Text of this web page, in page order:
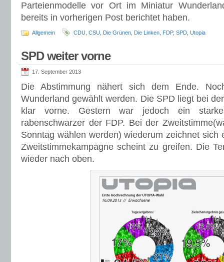
Parteienmodelle vor Ort im Miniatur
bereits in vorherigen Post berichtet haben.
Allgemein CDU CSU Die Grünen Die Linken FDP, SPD Utopia
SPD weiter vorne
17. September 2013
Die Abstimmung nähert sich dem Ende.
Wunderland gewählt werden. Die SPD liegt bei
klar vorne. Gestern war jedoch ein
rabenschwarzer der FDP. Bei der
Sonntag wählen werden) wiederum zeichnet sich
Zweitstimmekampagne scheint zu greifen. Die
wieder nach oben.